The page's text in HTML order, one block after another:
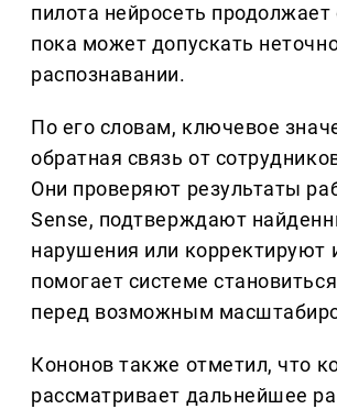
пилота нейросеть продолжает
пока может допускать
распознавании.
По его словам, ключевое
обратная связь от
Они проверяют результаты
Sense, подтверждают
нарушения или корректируют
помогает системе
перед возможным
Кононов также отметил, что
рассматривает дальнейшее